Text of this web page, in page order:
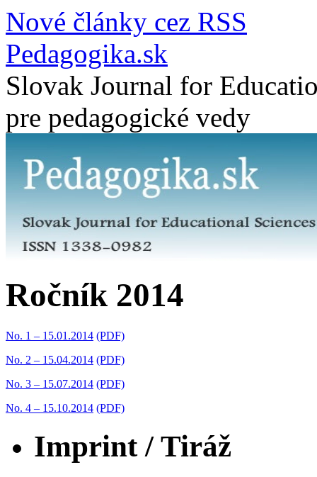
Nové články cez RSS
Pedagogika.sk
Slovak Journal for
pre pedagogické vedy
Ročník 2014
No. 1 – 15.01.2014 (PDF)
No. 2 – 15.04.2014 (PDF)
No. 3 – 15.07.2014 (PDF)
No. 4 – 15.10.2014 (PDF)
Imprint / Tiráž